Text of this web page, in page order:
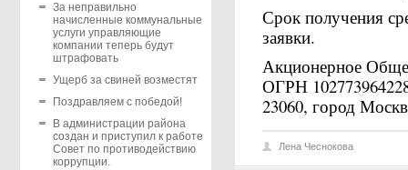
За неправильно
начисленные коммунальные
услуги управляющие
компании теперь будут
штрафовать
Ущерб за свиней возместят
Поздравляем с победой!
В администрации района
создан и приступил к работе
Совет по противодействию
коррупции.
Срок получения
заявки.
Акционерное
ОГРН
23060, город
Лена Чеснокова